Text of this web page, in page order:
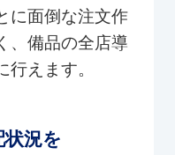
に面倒な注文作
、備品の全店導
行えます。
況を